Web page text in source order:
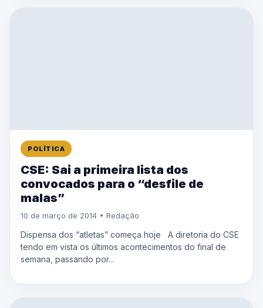
POLÍTICA
CSE: Sai a primeira lista dos
convocados para o “desfile de
malas”
10 de março de 2014 • Redação
Dispensa dos “atletas” começa hoje A diretoria do CSE
tendo em vista os últimos acontecimentos do final de
semana, passando por...